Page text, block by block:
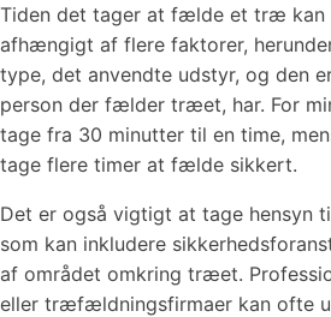
Tiden det tager at fælde et træ kan
afhængigt af flere faktorer,
type, det anvendte udstyr, og den
person der fælder træet, har. For
tage fra 30 minutter til en time,
tage flere timer at fælde sikkert.
Det er også vigtigt at tage hensyn
som kan inkludere
af området omkring træet.
eller træfældningsfirmaer kan ofte